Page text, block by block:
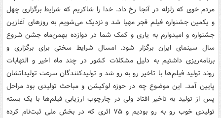
مردم خوی که زلزله در آنجا رخ داد. خدا را شاکریم که شرایط برگزاری چهل
و یکمین جشنواره فیلم فجر مهیا شد و نزدیک می‌شویم به روزهای آغازین
جشنواره و امیدوارم به یاری و کمک شما در دوازده بهمن‌ماه جشن شروع
سال سینمای ایران برگزار شود. امسال شرایط سختی برای برگزاری و
برنامه‌ریزی داشتیم به دلیل مشکلات کشور در چند ماه اخیر و التهابات
روند تولید فیلم‌ها با تاخیر رو به رو شد و تولیدکنندگان سرعت تولیداتشان
پایین آمد. این موضوع چه در حوزه لوکیشن و مباحث تولیدی بود مراحل
پس از تولید به تاخیر افتاد ولی در چارچوب ارزیابی فیلم‌ها با یک بسته
تولیدی خوب رو به رو بودیم و ۷۵ اثری که در بخش ملی ثبت‌نام کرده